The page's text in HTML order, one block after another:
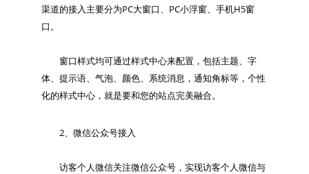
渠道的接入主要分为PC大窗口、PC小浮窗、手机H5窗
口。
窗口样式均可通过样式中心来配置，包括主题、字
体、提示语、气泡、颜色、系统消息，通知角标等，个性
2、微信公众号接入
访客个人微信关注微信公众号，实现访客个人微信与